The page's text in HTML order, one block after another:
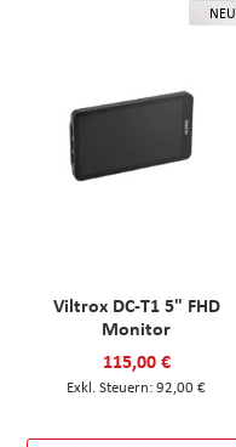
NEU
Viltrox DC-T1 5" FHD
Monitor
115,00 €
92,00 €